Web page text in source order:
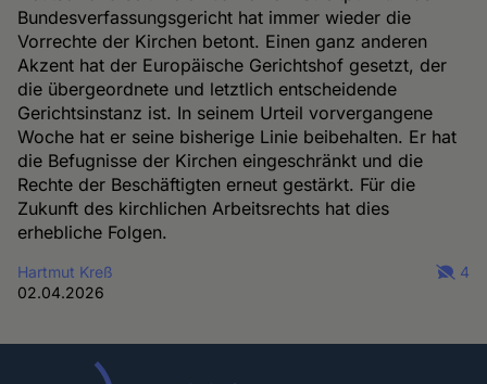
Bundesverfassungsgericht hat immer wieder die
Vorrechte der Kirchen betont. Einen ganz anderen
Akzent hat der Europäische Gerichtshof gesetzt, der
die übergeordnete und letztlich entscheidende
Gerichtsinstanz ist. In seinem Urteil vorvergangene
Woche hat er seine bisherige Linie beibehalten. Er hat
die Befugnisse der Kirchen eingeschränkt und die
Rechte der Beschäftigten erneut gestärkt. Für die
Zukunft des kirchlichen Arbeitsrechts hat dies
erhebliche Folgen.
Hartmut Kreß
02.04.2026
4